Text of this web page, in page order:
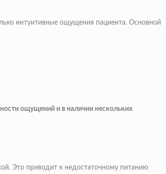
интуитивные ощущения пациента. Основной
ощущений и в наличии нескольких
Это приводит к недостаточному питанию